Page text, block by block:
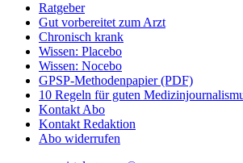
Ratgeber
Gut vorbereitet zum Arzt
Chronisch krank
Wissen: Placebo
Wissen: Nocebo
GPSP-Methodenpapier (PDF)
10 Regeln für guten
Kontakt Abo
Kontakt Redaktion
Abo widerrufen